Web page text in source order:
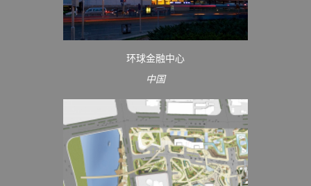
环球金融中心
中国